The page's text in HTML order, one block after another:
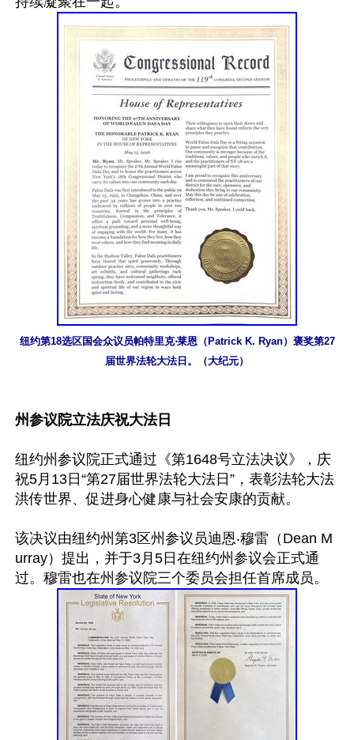
纽约第18选区国会众议员帕特里克‧莱恩（Patrick K. Ryan）褒奖第27
届世界法轮大法日。（大纪元）
州参议院立法庆祝大法日
纽约州参议院正式通过《第1648号立法决议》，庆
祝5月13日“第27届世界法轮大法日”，表彰法轮大法
洪传世界、促进身心健康与社会安康的贡献。
该决议由纽约州第3区州参议员迪恩‧穆雷（Dean M
urray）提出，并于3月5日在纽约州参议会正式通